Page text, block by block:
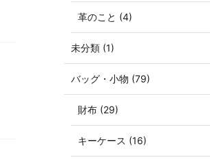
革のこと (4)
未分類 (1)
バッグ・小物 (79)
財布 (29)
キーケース (16)